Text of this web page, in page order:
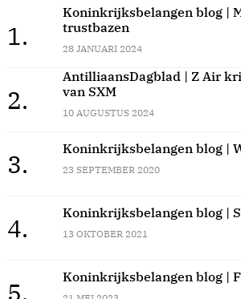
1.
Koninkrijksbelangen blog |
trustbazen
28 JANUARI 2024
2.
AntilliaansDagblad | Z Air
van SXM
10 AUGUSTUS 2024
3.
Koninkrijksbelangen blog |
23 SEPTEMBER 2020
4.
Koninkrijksbelangen blog |
13 OKTOBER 2021
5.
Koninkrijksbelangen blog |